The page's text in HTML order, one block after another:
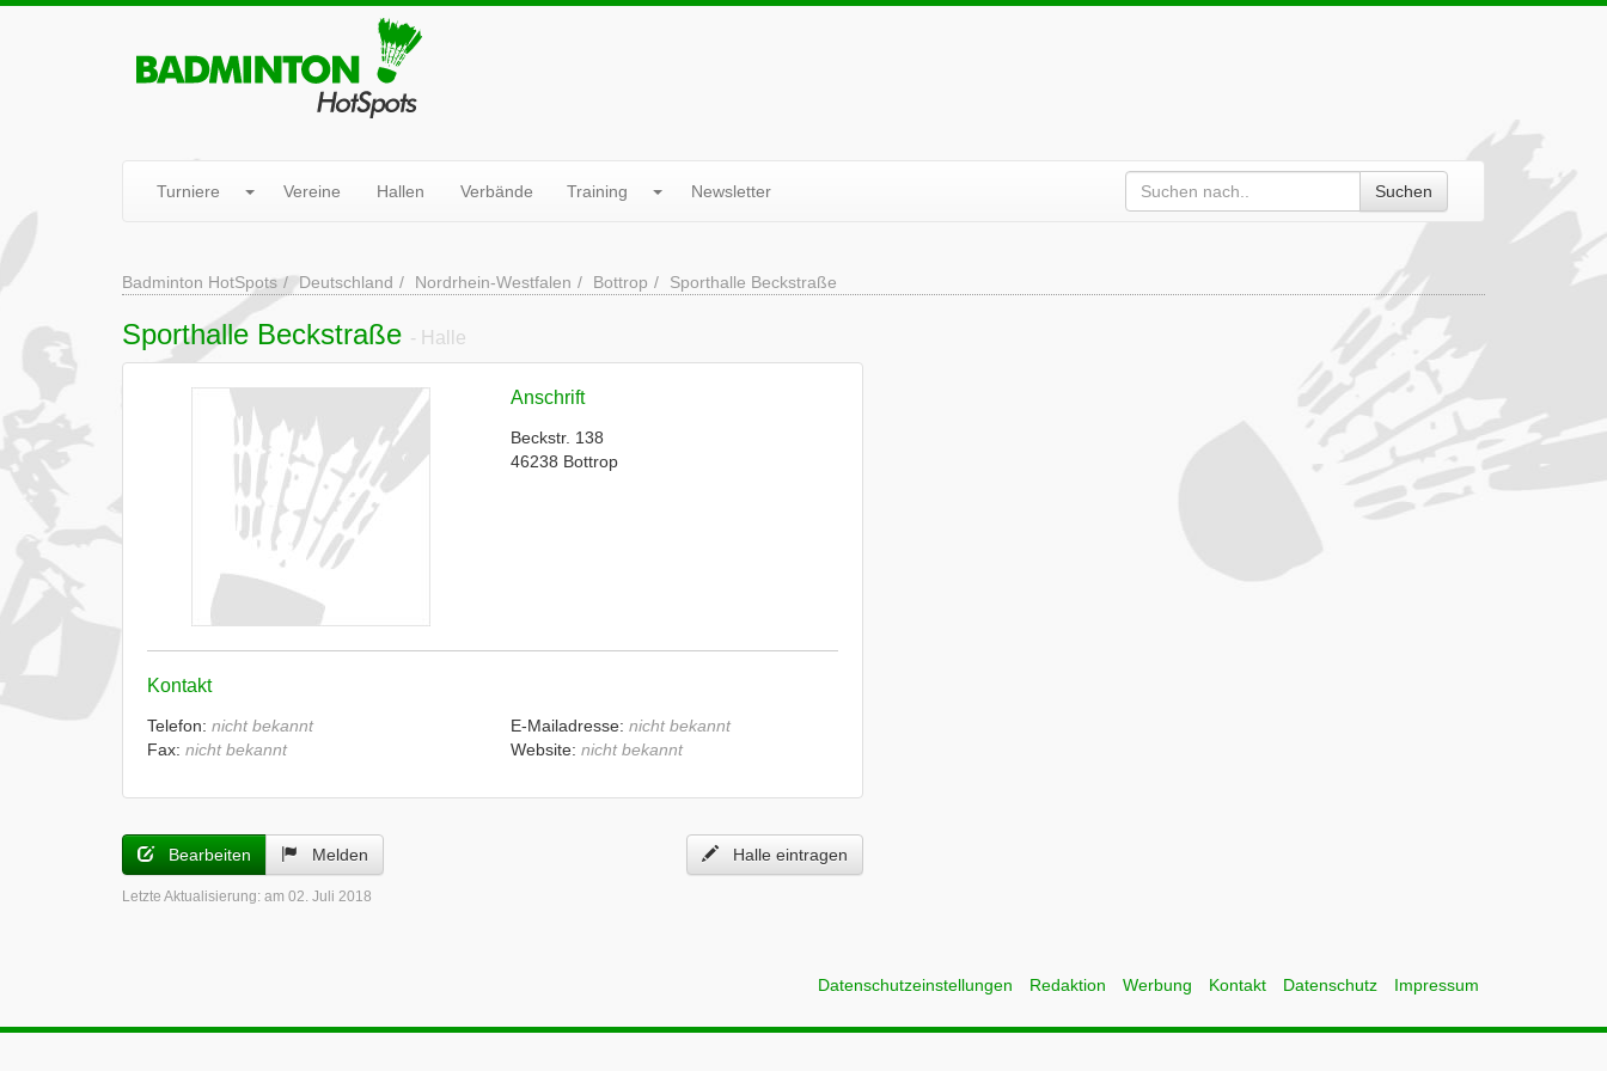
Turniere Vereine Hallen Verbände Training Newsletter Suchen
Badminton HotSpots Deutschland Nordrhein-Westfalen Bottrop Sporthalle Beckstraße
Sporthalle Beckstraße - Halle
Anschrift
Beckstr. 138
46238 Bottrop
Kontakt
Telefon: nicht bekannt
Fax: nicht bekannt
E-Mailadresse: nicht bekannt
Website: nicht bekannt
Bearbeiten Melden Halle eintragen
Letzte Aktualisierung: am 02. Juli 2018
Datenschutzeinstellungen Redaktion Werbung Kontakt Datenschutz Impressum